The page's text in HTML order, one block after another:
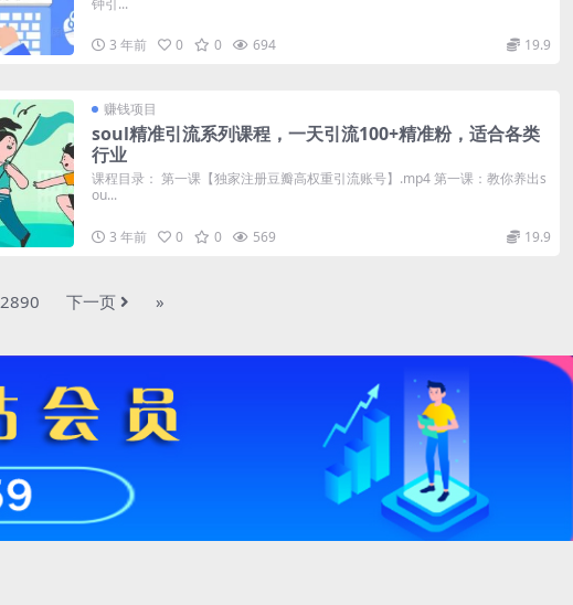
钟引...
3 年前 0 0 694 19.9
赚钱项目
soul精准引流系列课程，一天引流100+精准粉，适合各类
行业
课程目录： 第一课【独家注册豆瓣高权重引流账号】.mp4 第一课：教你养出s
ou...
3 年前 0 0 569 19.9
2890 下一页 »